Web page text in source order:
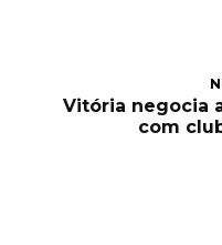
Vitória negocia
com